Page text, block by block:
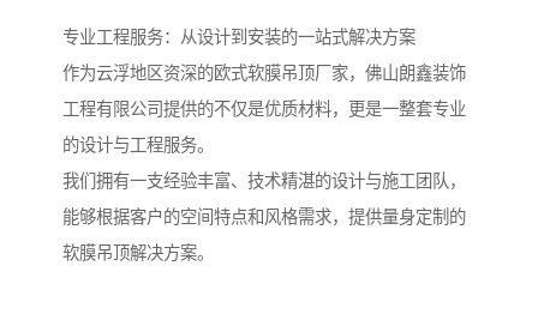
专业工程服务：从设计到安装的一站式解决方案
作为云浮地区资深的欧式软膜吊顶厂家，佛山朗鑫装饰
工程有限公司提供的不仅是优质材料，更是一整套专业
的设计与工程服务。
我们拥有一支经验丰富、技术精湛的设计与施工团队，
能够根据客户的空间特点和风格需求，提供量身定制的
软膜吊顶解决方案。